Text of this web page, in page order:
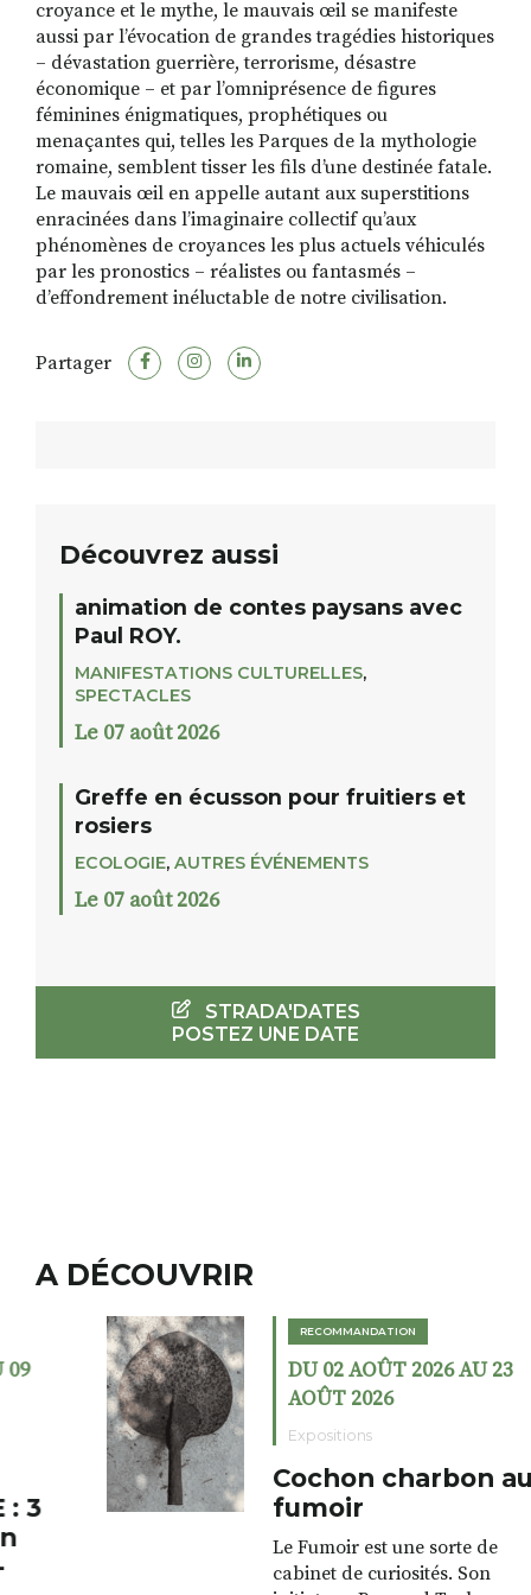
croyance et le mythe, le mauvais œil se manifeste
aussi par l’évocation de grandes tragédies historiques
– dévastation guerrière, terrorisme, désastre
économique – et par l’omniprésence de figures
féminines énigmatiques, prophétiques ou
menaçantes qui, telles les Parques de la mythologie
romaine, semblent tisser les fils d’une destinée fatale.
Le mauvais œil en appelle autant aux superstitions
enracinées dans l’imaginaire collectif qu’aux
phénomènes de croyances les plus actuels véhiculés
par les pronostics – réalistes ou fantasmés –
d’effondrement inéluctable de notre civilisation.
Partager
Découvrez aussi
animation de contes paysans avec
Paul ROY.
MANIFESTATIONS CULTURELLES,
SPECTACLES
Le 07 août 2026
Greffe en écusson pour fruitiers et
rosiers
ECOLOGIE, AUTRES ÉVÉNEMENTS
Le 07 août 2026
STRADA'DATES
POSTEZ UNE DATE
A DÉCOUVRIR
RECOMMANDATION
DU 02 AOÛT 2026 AU 23
AOÛT 2026
Expositions
Cochon charbon au
fumoir
Le Fumoir est une sorte de
cabinet de curiosités. Son